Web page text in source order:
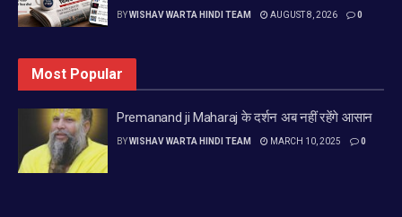
BYWISHAV WARTA HINDI TEAM AUGUST 8, 2026 0
Most Popular
Premanand ji Maharaj के दर्शन अब नहीं रहेंगे आसान
BYWISHAV WARTA HINDI TEAM MARCH 10, 2025 0